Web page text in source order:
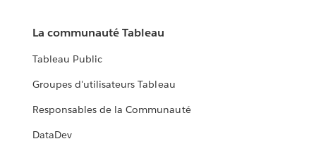
La communauté Tableau
Tableau Public
Groupes d'utilisateurs Tableau
Responsables de la Communauté
DataDev